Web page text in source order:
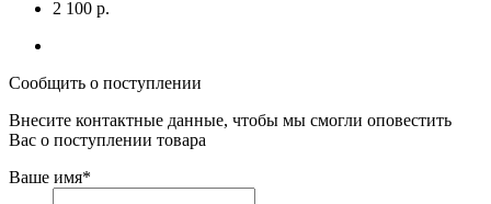
2 100 р.
Сообщить о поступлении
Внесите контактные данные, чтобы мы смогли оповестить
Вас о поступлении товара
Ваше имя*